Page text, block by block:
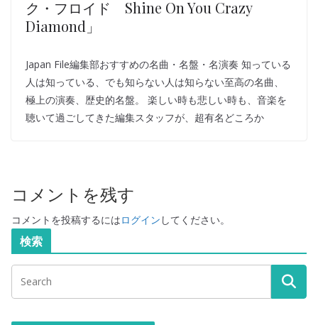
ク・フロイド Shine On You Crazy
Diamond」
Japan File編集部おすすめの名曲・名盤・名演奏 知っている
人は知っている、でも知らない人は知らない至高の名曲、
極上の演奏、歴史的名盤。 楽しい時も悲しい時も、音楽を
聴いて過ごしてきた編集スタッフが、超有名どころか
コメントを残す
コメントを投稿するにはログイン してください。
検索